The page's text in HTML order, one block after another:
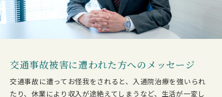
交通事故被害に遭われた方へのメッセージ
交通事故に遭ってお怪我をされると、入通院治療を強いられ
たり、休業により収入が途絶えてしまうなど、生活が一変し